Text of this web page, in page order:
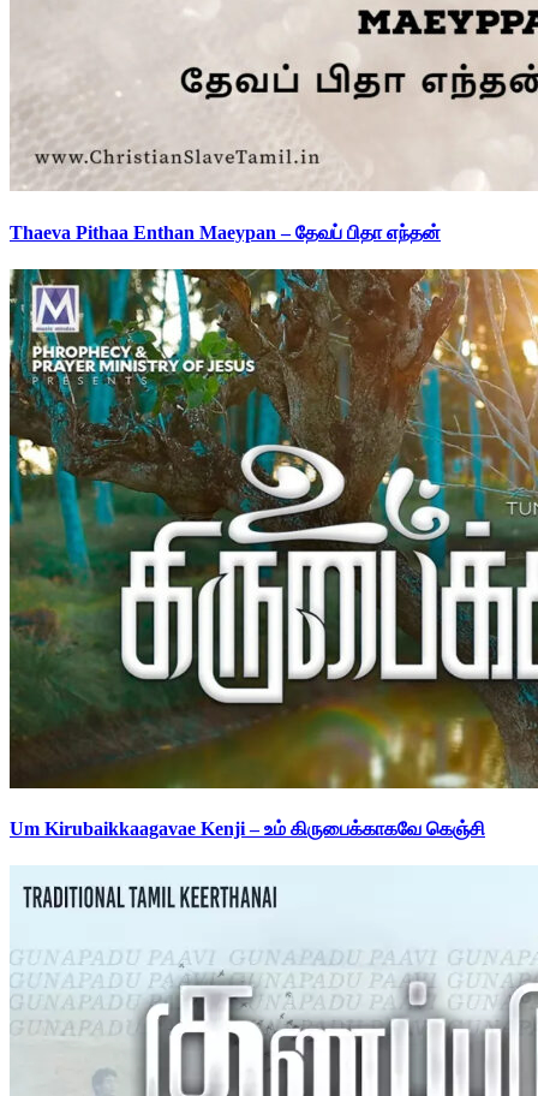
Thaeva Pithaa Enthan Maeypan – தேவப் பிதா எந்தன்
Um Kirubaikkaagavae Kenji – உம் கிருபைக்காகவே கெஞ்சி